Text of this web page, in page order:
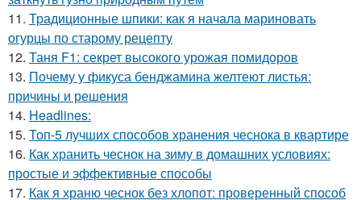
11. Традиционные шпики: как я начала мариновать
огурцы по старому рецепту
12. Таня F1: секрет высокого урожая помидоров
13. Почему у фикуса бенджамина желтеют листья:
причины и решения
14. Headlines:
15. Топ-5 лучших способов хранения чеснока в квартире
16. Как хранить чеснок на зиму в домашних условиях:
простые и эффективные способы
17. Как я храню чеснок без хлопот: проверенный способ